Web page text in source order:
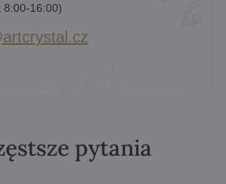
8:00-16:00)
pytania